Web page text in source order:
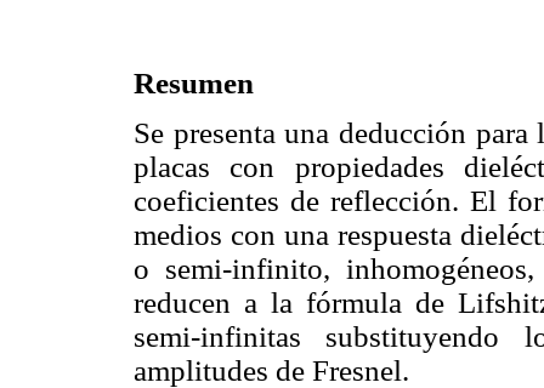
Resumen
Se presenta una deducción
placas con propiedades
coeficientes de reflección. El
medios con una respuesta
o semi-infinito,
reducen a la fórmula de
semi-infinitas
amplitudes de Fresnel.